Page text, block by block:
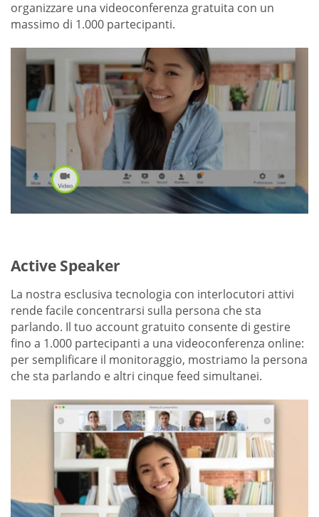
organizzare una videoconferenza gratuita con un
massimo di 1.000 partecipanti.
Active Speaker
La nostra esclusiva tecnologia con interlocutori attivi
rende facile concentrarsi sulla persona che sta
parlando. Il tuo account gratuito consente di gestire
fino a 1.000 partecipanti a una videoconferenza online:
per semplificare il monitoraggio, mostriamo la persona
che sta parlando e altri cinque feed simultanei.